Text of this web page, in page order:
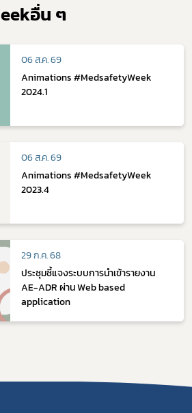
อื่น ๆ
06 ส.ค. 69
Animations #MedsafetyWeek
2024.1
06 ส.ค. 69
Animations #MedsafetyWeek
2023.4
29 ก.ค. 68
ประชุมชี้แจงระบบการนำเข้ารายงาน
AE-ADR ผ่าน Web based
application